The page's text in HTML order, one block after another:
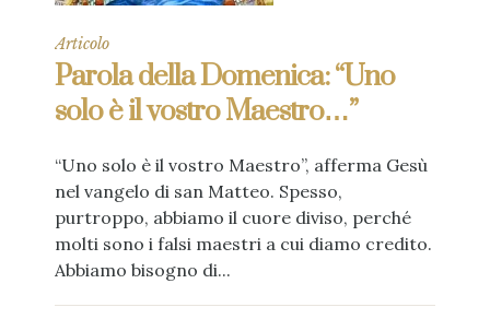
Articolo
Parola della Domenica: “Uno
solo è il vostro Maestro…”
“Uno solo è il vostro Maestro”, afferma Gesù
nel vangelo di san Matteo. Spesso,
purtroppo, abbiamo il cuore diviso, perché
molti sono i falsi maestri a cui diamo credito.
Abbiamo bisogno di...